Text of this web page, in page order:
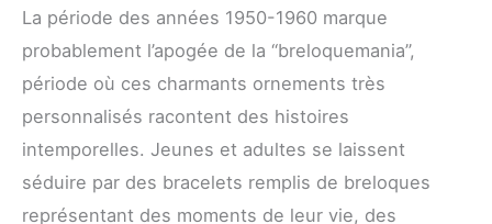
La période des années 1950-1960 marque
probablement l’apogée de la “breloquemania”,
période où ces charmants ornements très
personnalisés racontent des histoires
intemporelles. Jeunes et adultes se laissent
séduire par des bracelets remplis de breloques
représentant des moments de leur vie, des